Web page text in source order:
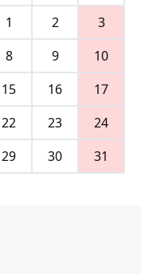
1
2
3
8 9
10
15 16
17
22 23
24
29 30 31